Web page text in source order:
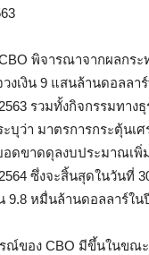
พิจารณาจากผลกระ
งเงิน 9 แสนล้านดอลล
รวมทั้งกิจกรรมทาง
บุว่า มาตรการกระตุ้นเ
อดขาดดุลงบประมาณเพิ่
ซึ่งจะสิ้นสุดในวันที่
หมื่นล้านดอลลาร์ใน
รณ์ของ CBO มีขึ้นในข